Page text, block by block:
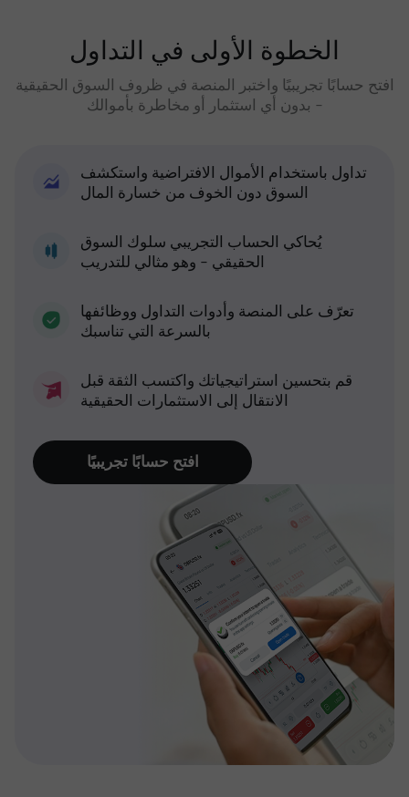
الخطوة الأولى في التداول
افتح حسابًا تجريبيًا واختبر المنصة في ظروف السوق الحقيقية
- بدون أي استثمار أو مخاطرة بأموالك
تداول باستخدام الأموال الافتراضية واستكشف
السوق دون الخوف من خسارة المال
يُحاكي الحساب التجريبي سلوك السوق
الحقيقي - وهو مثالي للتدريب
تعرّف على المنصة وأدوات التداول ووظائفها
بالسرعة التي تناسبك
قم بتحسين استراتيجياتك واكتسب الثقة قبل
الانتقال إلى الاستثمارات الحقيقية
افتح حسابًا تجريبيًا